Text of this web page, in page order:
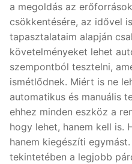
a megoldás az
csökkentésére, az idővel
tapasztalataim alapján
követelményeket lehet
szempontból tesztelni,
ismétlődnek. Miért is ne
automatikus és manuális
ehhez minden eszköz a
hogy lehet, hanem kell is.
hanem kiegészíti
tekintetében a legjobb